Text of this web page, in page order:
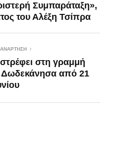
Συμπαράταξη»,
του Αλέξη Τσίπρα
στη γραμμή
Δωδεκάνησα από 21